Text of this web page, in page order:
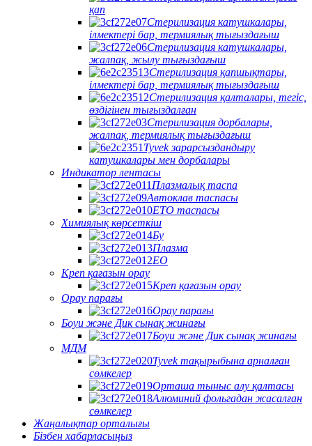
қап
Стерилизация катушкалары,
ілмектері бар, термиялық тығыздағыш
Стерилизация катушкалары,
жалпақ, жылу тығыздағыш
Стерилизация қапшықтары,
ілмектері бар, термиялық тығыздағыш
Стерилизация қалталары, тегіс,
өздігінен тығыздалған
Стерилизация дорбалары,
жалпақ, термиялық тығыздағыш
Tyvek зарарсыздандыру
катушкалары мен дорбалары
Индикатор лентасы
Плазмалық таспа
Автоклав таспасы
ETO таспасы
Химиялық көрсеткіш
Бу
Плазма
EO
Креп қағазын орау
Креп қағазын орау
Орау парағы
Орау парағы
Боуи және Дик сынақ жинағы
Боуи және Дик сынақ жинағы
МДМ
Tyvek тақырыбына арналған
сөмкелер
Орташа тыныс алу қалтасы
Алюминий фольгадан жасалған
сөмкелер
Жаңалықтар орталығы
Бізбен хабарласыңыз